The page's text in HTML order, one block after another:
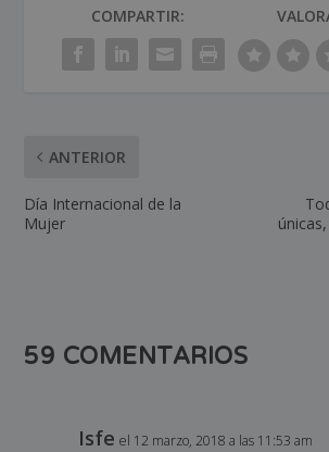
COMPARTIR:
ANTERIOR
Día Internacional de la
Mujer
59 COMENTARIOS
Isfe el 12 marzo, 2018 a las 11:53 am